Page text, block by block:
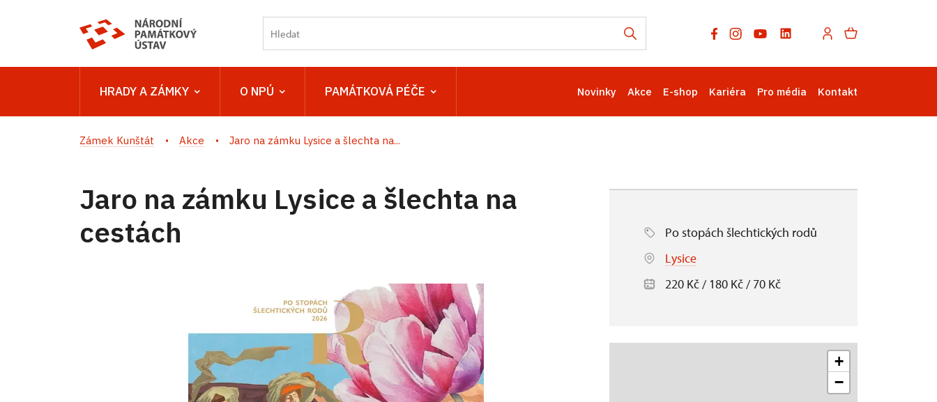
HRADY A ZÁMKY O NPÚ PAMÁTKOVÁ PÉČE Novinky Akce E-shop Kariéra Pro média Kontakt
Zámek Kunštát Akce Jaro na zámku Lysice a šlechta na...
Jaro na zámku Lysice a šlechta na
cestách
Po stopách šlechtických rodů
Lysice
220 Kč / 180 Kč / 70 Kč
+
−